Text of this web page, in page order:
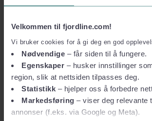
Velkommen til fjordline.com!
Vi bruker cookies for å gi deg en god
Nødvendige – får siden til å fungere.
Egenskaper – husker innstillinger
region, slik at nettsiden tilpasses deg.
Statistikk – hjelper oss å forbedre
Markedsføring – viser deg relevante
annonser (f.eks. via Google og Meta).